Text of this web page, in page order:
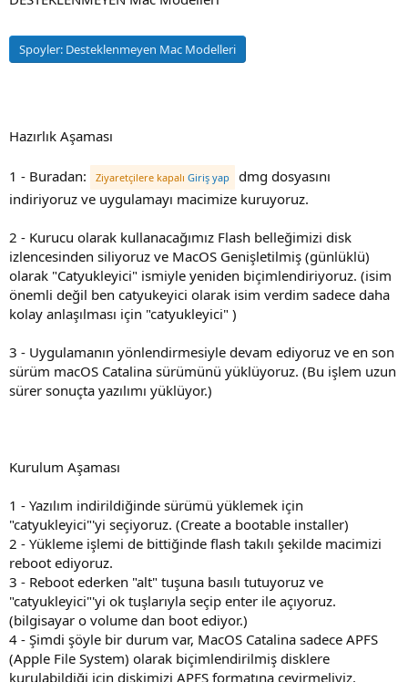
Spoyler: Desteklenmeyen Mac Modelleri
Hazırlık Aşaması
1 - Buradan: Ziyaretçilere kapalı Giriş yap
dmg dosyasını
indiriyoruz ve uygulamayı macimize kuruyoruz.
2 - Kurucu olarak kullanacağımız Flash belleğimizi disk
izlencesinden siliyoruz ve MacOS Genişletilmiş (günlüklü)
olarak "Catyukleyici" ismiyle yeniden biçimlendiriyoruz. (isim
önemli değil ben catyukeyici olarak isim verdim sadece daha
kolay anlaşılması için "catyukleyici" )
3 - Uygulamanın yönlendirmesiyle devam ediyoruz ve en son
sürüm macOS Catalina sürümünü yüklüyoruz. (Bu işlem uzun
sürer sonuçta yazılımı yüklüyor.)
Kurulum Aşaması
1 - Yazılım indirildiğinde sürümü yüklemek için
"catyukleyici"'yi seçiyoruz. (Create a bootable installer)
2 - Yükleme işlemi de bittiğinde flash takılı şekilde macimizi
reboot ediyoruz.
3 - Reboot ederken "alt" tuşuna basılı tutuyoruz ve
"catyukleyici"'yi ok tuşlarıyla seçip enter ile açıyoruz.
(bilgisayar o volume dan boot ediyor.)
4 - Şimdi şöyle bir durum var, MacOS Catalina sadece APFS
(Apple File System) olarak biçimlendirilmiş disklere
kurulabildiği için diskimizi APFS formatına çevirmeliyiz.